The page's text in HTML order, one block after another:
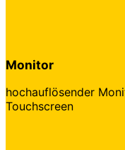
Monitor
hochauflösender
Touchscreen